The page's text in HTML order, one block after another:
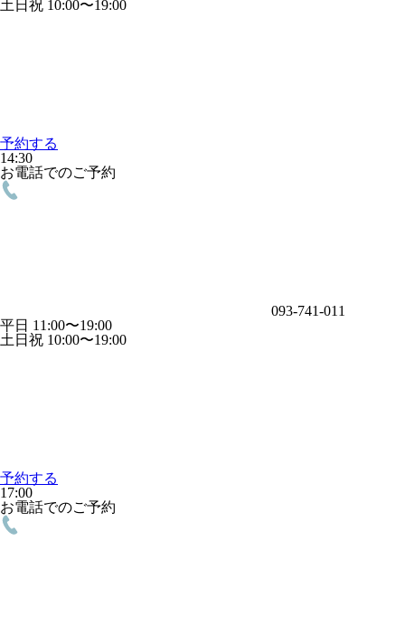
土日祝 10:00〜19:00
予約する
14:30
お電話でのご予約
093-741-011
平日 11:00〜19:00
土日祝 10:00〜19:00
予約する
17:00
お電話でのご予約